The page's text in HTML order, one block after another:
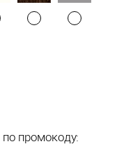
по промокоду: